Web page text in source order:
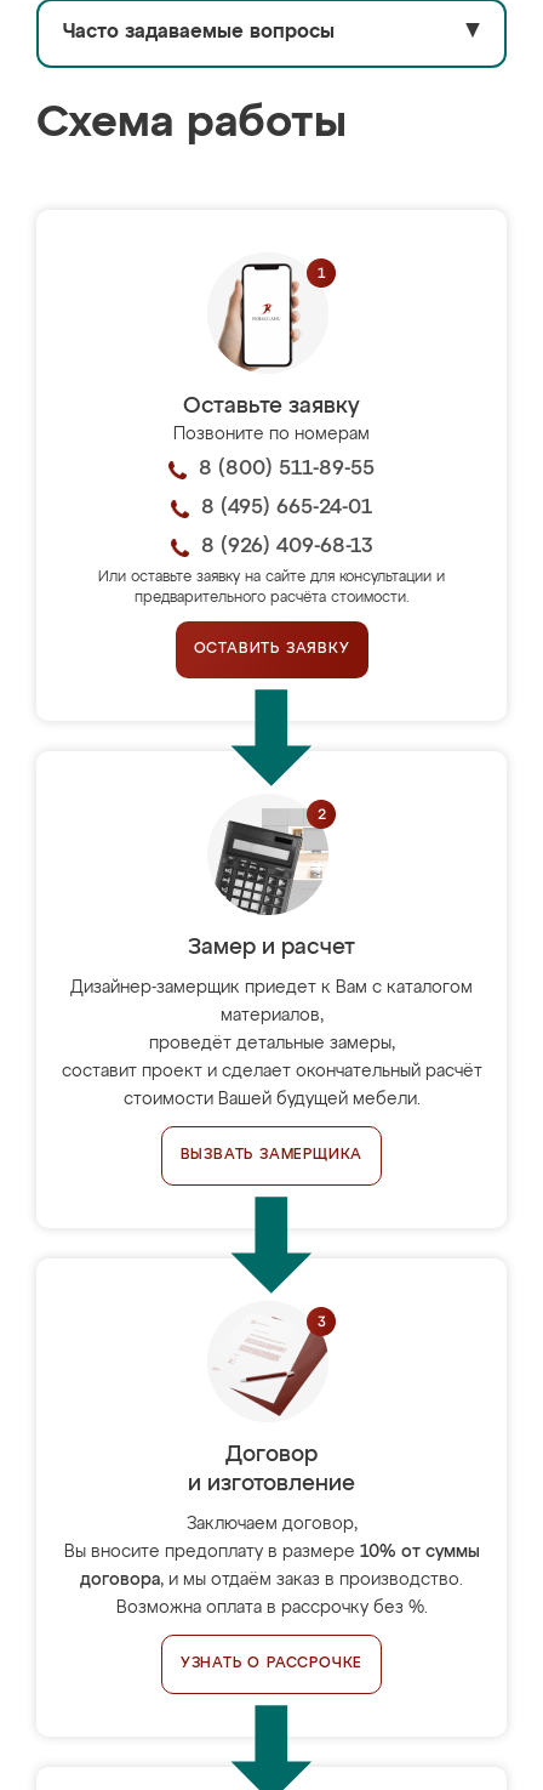
Часто задаваемые вопросы ▼
Схема работы
Оставьте заявку
Позвоните по номерам
8 (800) 511-89-55
8 (495) 665-24-01
8 (926) 409-68-13
Или оставьте заявку на сайте для консультации и
предварительного расчёта стоимости.
ОСТАВИТЬ ЗАЯВКУ
Замер и расчет
Дизайнер-замерщик приедет к Вам с каталогом
материалов,
проведёт детальные замеры,
составит проект и сделает окончательный расчёт
стоимости Вашей будущей мебели.
ВЫЗВАТЬ ЗАМЕРЩИКА
Договор
и изготовление
Заключаем договор,
Вы вносите предоплату в размере 10% от суммы
договора, и мы отдаём заказ в производство.
Возможна оплата в рассрочку без %.
УЗНАТЬ О РАССРОЧКЕ